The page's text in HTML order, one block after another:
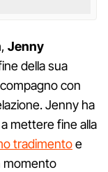
Jenny
della sua
con
Jenny ha
mettere fine alla
tradimentoe
momento